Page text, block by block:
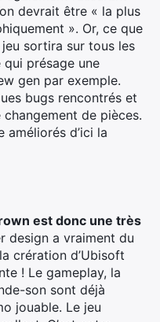
devrait être « la plus
». Or, ce que
jeu sortira sur tous les
présage une
gen par exemple.
bugs rencontrés et
de pièces.
d’ici la
est donc une très
design a vraiment du
crération d’Ubisoft
! Le gameplay, la
son sont déjà
jouable. Le jeu